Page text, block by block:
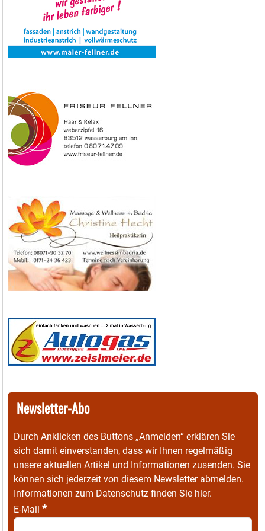
Newsletter-Abo
Durch Anklicken des Buttons „Anmelden“ erklären Sie
sich damit einverstanden, dass wir Ihnen regelmäßig
unsere aktuellen Artikel und Informationen zusenden. Sie
können sich jederzeit von diesem Newsletter abmelden.
Informationen zum Datenschutz finden Sie hier.
E-Mail *